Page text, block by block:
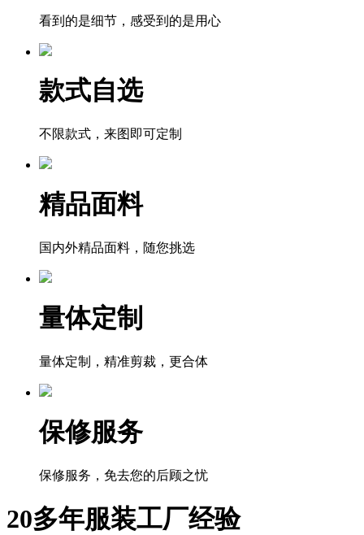
看到的是细节，感受到的是用心
款式自选
不限款式，来图即可定制
精品面料
国内外精品面料，随您挑选
量体定制
量体定制，精准剪裁，更合体
保修服务
保修服务，免去您的后顾之忧
20多年服装工厂经验